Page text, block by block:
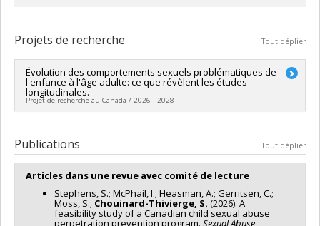
Projets de recherche Tout déplier
Évolution des comportements sexuels problématiques de
l'enfance à l'âge adulte: ce que révèlent les études
longitudinales.
Projet de recherche au Canada / 2026 - 2028
Sources de financement :
CRSH/Conseil de recherches en
sciences humaines du Canada
Programmes de subvention :PVX20020-Subvention
institutionnelle du CRSH - Subventions d'exploration
Publications Tout déplier
Articles dans une revue avec comité de lecture
Stephens, S.; McPhail, I.; Heasman, A.; Gerritsen, C.;
Moss, S.; Chouinard-Thivierge, S. (2026). A
feasibility study of a Canadian child sexual abuse
perpetration prevention program. Sexual Abuse,